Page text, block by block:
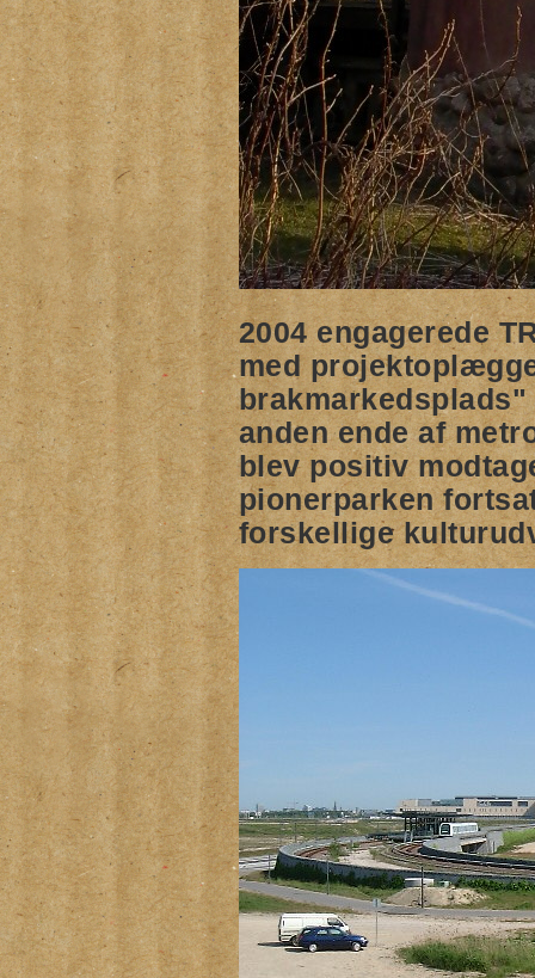
2004 engagerede
med
brakmarkedsplads"
anden ende af
blev positiv
pionerparken
forskellige